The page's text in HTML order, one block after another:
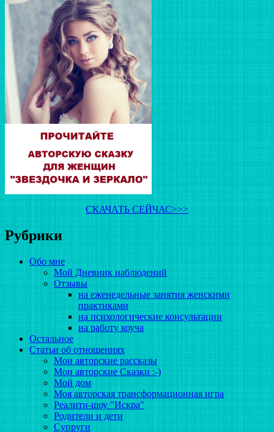
СКАЧАТЬ СЕЙЧАС>>>
Рубрики
Обо мне
Мой Дневник наблюдений
Отзывы
на еженедельные занятия женскими
практиками
на психологические консультации
на работу коуча
Остальное
Статьи об отношениях
Мои авторские рассказы
Мои авторские Сказки :-)
Мой дом
Моя авторская трансформационная игра
Реалити-шоу "Искра"
Родители и дети
Супруги